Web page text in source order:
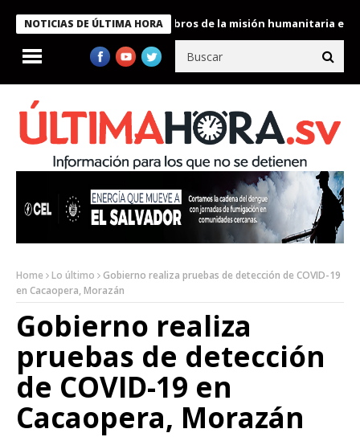
NOTICIAS DE ÚLTIMA HORA
Bukele condecora a miembros de la misión humanitaria enviada
Home Lo último
Gobierno realiza pruebas de detección de COVID-19
en Cacaopera, Morazán
Gobierno realiza
pruebas de detección
de COVID-19 en
Cacaopera, Morazán